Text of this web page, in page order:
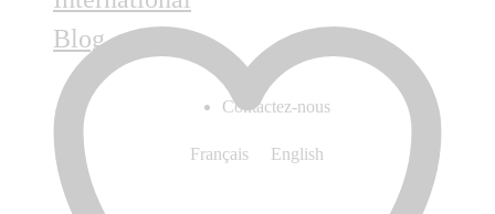
Blog
Contactez-nous
Français English